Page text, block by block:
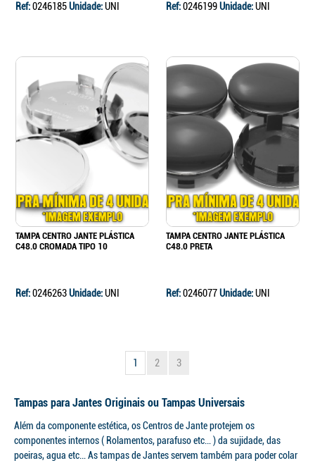
Ref:0246185Unidade:UNI Ref:0246199Unidade:UNI
TAMPA CENTRO JANTE PLÁSTICA
C48.0 CROMADA TIPO 10
Ref:0246263Unidade:UNI
TAMPA CENTRO JANTE PLÁSTICA
C48.0 PRETA
Ref:0246077Unidade:UNI
1 2 3
Tampas para Jantes Originais ou Tampas Universais
Além da componente estética, os Centros de Jante protejem os
componentes internos ( Rolamentos, parafuso etc… ) da sujidade, das
poeiras, agua etc… As tampas de Jantes servem também para poder colar